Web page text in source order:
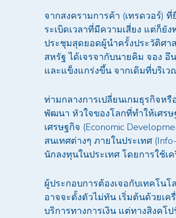
จากสงครามการค้า (เทรดวอร์)
ระเบิดเวลาที่มีความเสี่ยง แต่ก็
ประชุมสุดยอดผู้นำครั้งประวัติศ
สหรัฐ ได้เจรจากับนายคิม จอง
และแข็งแกร่งขึ้น จากเดิมที่บริเ
ท่ามกลางการเปลี่ยนเกมธุรกิจห
พัฒนา หัวใจของโลกที่ทำให้เศร
เศรษฐกิจ (Economic
สนเทศต่างๆ ภายในประเทศ
นักลงทุนในประเทศ โดยการใช้เ
ผู้ประกอบการต้องเจอกับเทคโน
อาจจะตั้งตัวไม่ทัน เริ่มต้นด้วยเ
บริการทางการเงิน แต่ทางสิงคโ